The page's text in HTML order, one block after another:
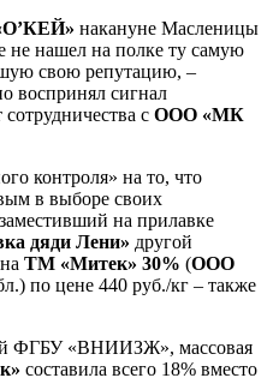
накануне Масленицы
не нашел на полке ту самую
свою репутацию, –
воспринял сигнал
с ООО «МК
контроля» на то, что
в выборе своих
на прилавке
дяди Лени» другой
ТМ «Митек» 30% (ООО
по цене 440 руб./кг – также
ФГБУ «ВНИИЗЖ», массовая
составила всего 18% вместо